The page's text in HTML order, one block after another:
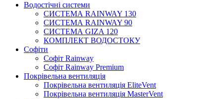
Водостічні системи
СИСТЕМА RAINWAY 130
СИСТЕМА RAINWAY 90
СИСТЕМА GIZA 120
КОМПЛЕКТ ВОДОСТОКУ
Софіти
Софіт Rainway
Софіт Rainway Premium
Покрівельна вентиляція
Покрівельна вентиляція EliteVent
Покрівельна вентиляція MasterVent